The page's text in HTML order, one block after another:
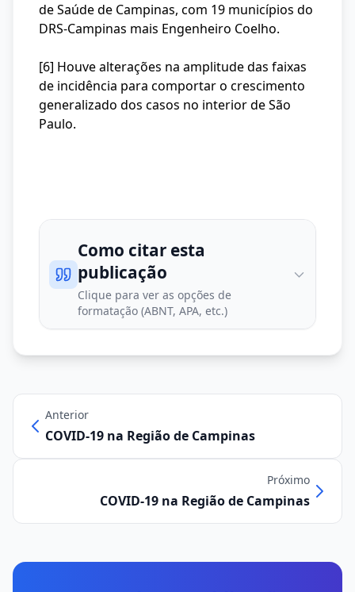
de Saúde de Campinas, com 19 municípios do
DRS-Campinas mais Engenheiro Coelho.
[6] Houve alterações na amplitude das faixas
de incidência para comportar o crescimento
generalizado dos casos no interior de São
Paulo.
Como citar esta
publicação
Clique para ver as opções de
formatação (ABNT, APA, etc.)
Anterior
COVID-19 na Região de Campinas
Próximo
COVID-19 na Região de Campinas